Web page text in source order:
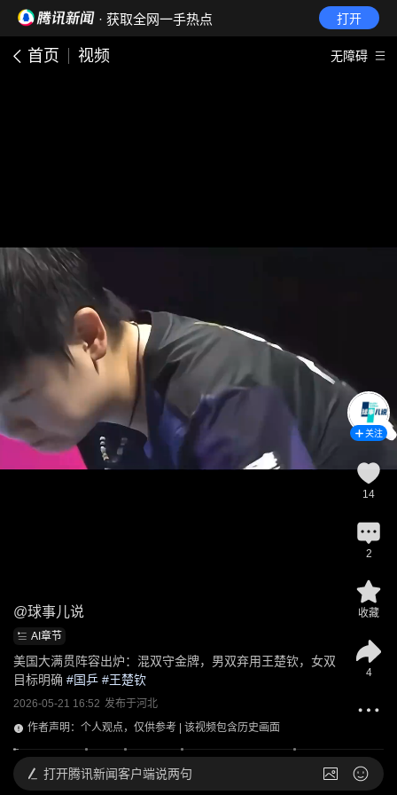
· 获取全网一手热点 打开
首页 视频 无障碍
@球事儿说
AI章节
美国大满贯阵容出炉：混双守金牌，男双弃用王楚钦，女双
目标明确 #国乒 #王楚钦
2026-05-21 16:52 发布于河北
作者声明：个人观点，仅供参考 | 该视频包含历史画面
关注
14
2
收藏
4
打开腾讯新闻客户端说两句